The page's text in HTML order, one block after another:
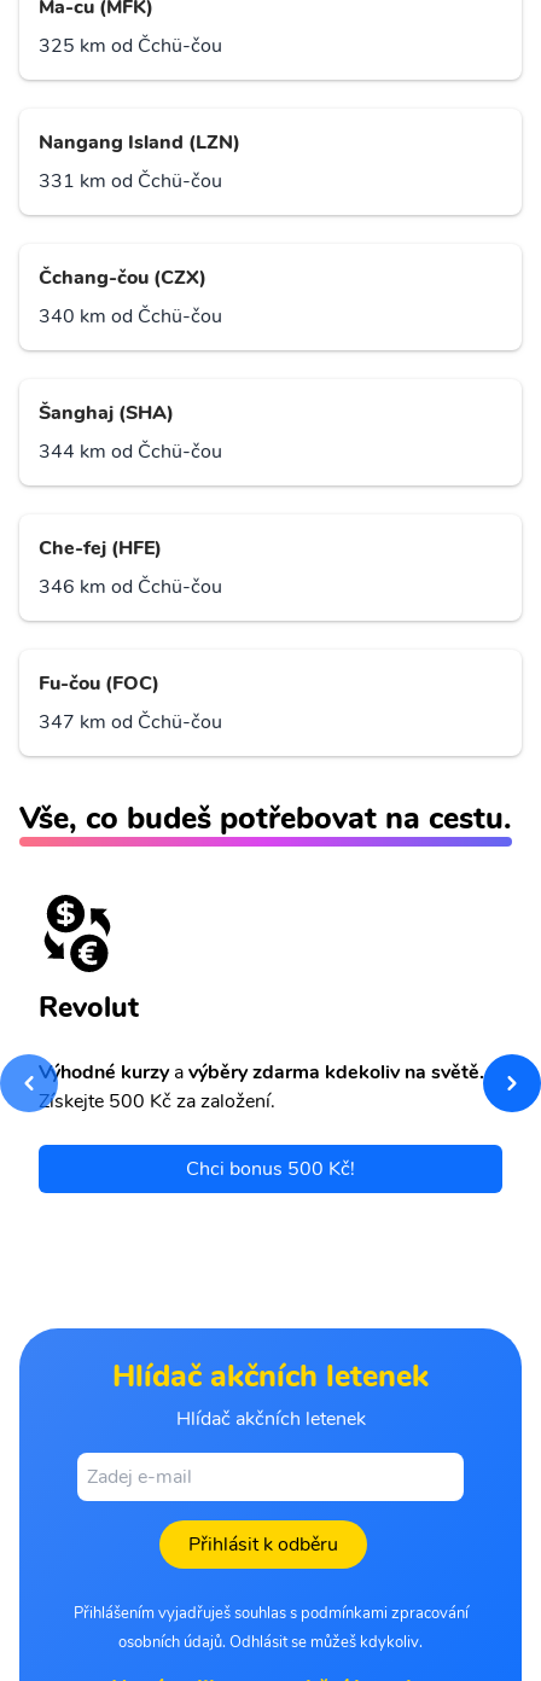
Ma-cu (MFK)
325 km od Čchü-čou
Nangang Island (LZN)
331 km od Čchü-čou
Čchang-čou (CZX)
340 km od Čchü-čou
Šanghaj (SHA)
344 km od Čchü-čou
Che-fej (HFE)
346 km od Čchü-čou
Fu-čou (FOC)
347 km od Čchü-čou
Vše, co budeš potřebovat na cestu.
Revolut
Výhodné kurzyavýběry zdarma kdekoliv na světě.
Získejte 500 Kč za založení.
Chci bonus 500 Kč!
Hlídač akčních letenek
Hlídač akčních letenek
Přihlásit k odběru
Přihlášením vyjadřuješ souhlas s podmínkami zpracování
osobních údajů. Odhlásit se můžeš kdykoliv.